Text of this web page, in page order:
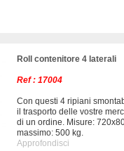
Roll contenitore 4 laterali
Ref : 17004
Con questi 4 ripiani
il trasporto delle vostre
di un ordine. Misure:
massimo: 500 kg.
Approfondisci